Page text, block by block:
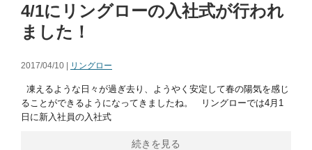
4/1にリングローの入社式が行われ
ました！
2017/04/10 | リングロー
凍えるような日々が過ぎ去り、ようやく安定して春の陽気を感じ
ることができるようになってきましたね。 リングローでは4月1
日に新入社員の入社式
続きを見る